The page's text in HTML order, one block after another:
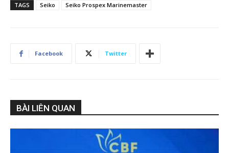
TAGS Seiko Seiko Prospex Marinemaster
Facebook Twitter
BÀI LIÊN QUAN